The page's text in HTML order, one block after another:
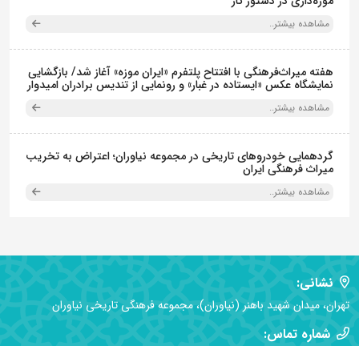
مشاهده بیشتر..
هفته میراث‌فرهنگی با افتتاح پلتفرم «ایران موزه» آغاز شد/ بازگشایی
نمایشگاه عکس «ایستاده در غبار» و رونمایی از تندیس برادران امیدوار
مشاهده بیشتر..
گردهمایی خودروهای تاریخی در مجموعه نیاوران؛ اعتراض به تخریب
میراث فرهنگی ایران
مشاهده بیشتر..
نشانی:
تهران، میدان شهید باهنر (نیاوران)، مجموعه فرهنگی تاریخی نیاوران
شماره تماس: